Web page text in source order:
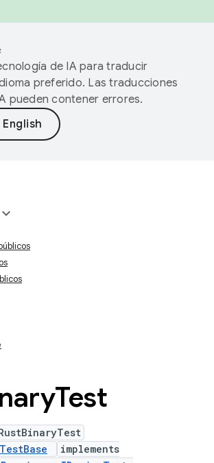
de IA para traducir
preferido. Las traducciones
pueden contener errores.
Test
implements